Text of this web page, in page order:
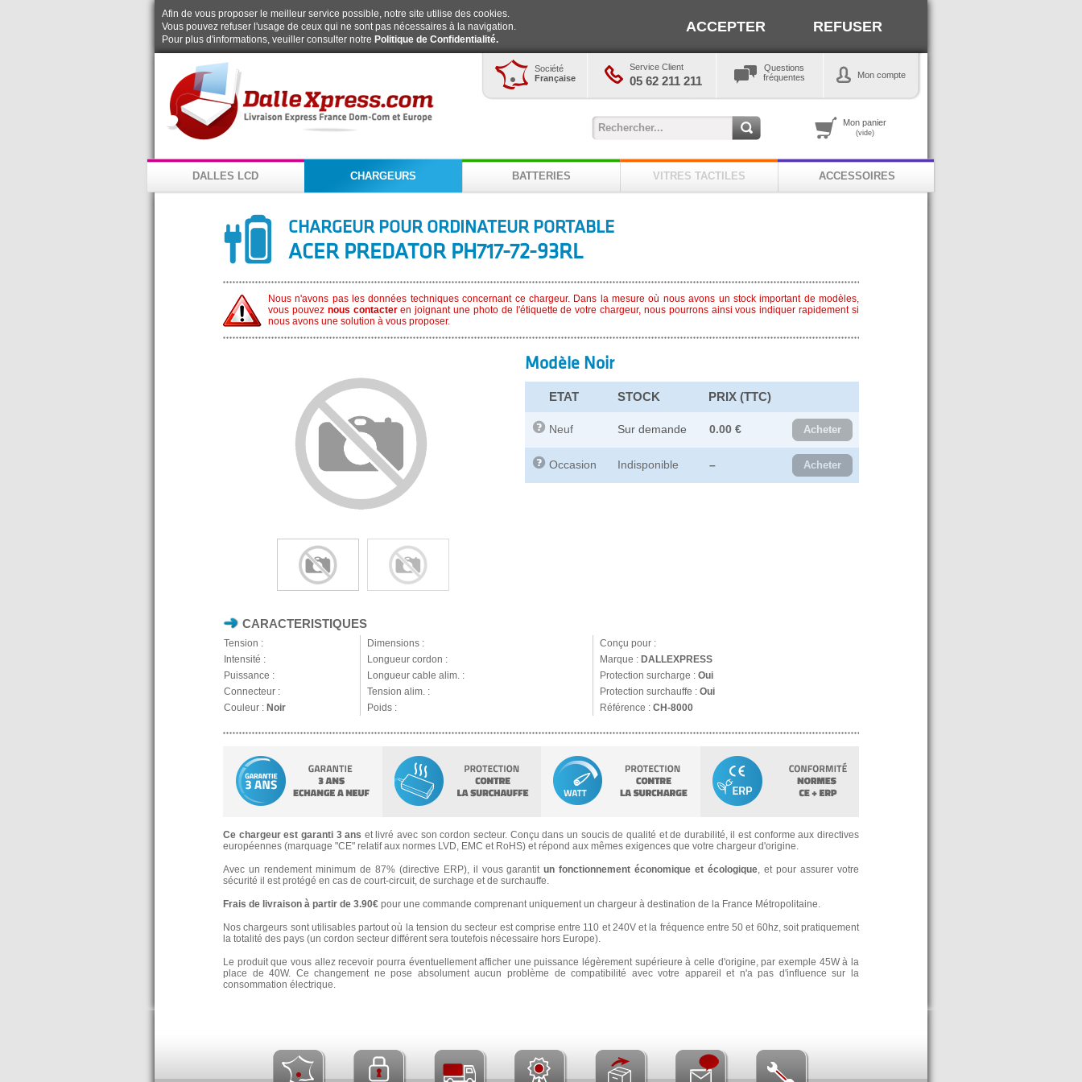
Afin de vous proposer le meilleur service possible, notre site utilise des cookies.
Vous pouvez refuser l'usage de ceux qui ne sont pas nécessaires à la navigation.
Pour plus d'informations, veuiller consulter notre Politique de Confidentialité.
ACCEPTER REFUSER
Société
Française
Service Client
05 62 211 211
Questions
fréquentes
Mon compte
Mon panier
(vide)
DALLES LCD CHARGEURS BATTERIES VITRES TACTILES ACCESSOIRES
CHARGEUR POUR ORDINATEUR PORTABLE
ACER PREDATOR PH717-72-93RL
Nous n'avons pas les données techniques concernant ce chargeur. Dans la mesure où nous avons un stock important de modèles,
vous pouvez nous contacteren joignant une photo de l'étiquette de votre chargeur, nous pourrons ainsi vous indiquer rapidement si
nous avons une solution à vous proposer.
Modèle Noir
ETAT STOCK PRIX (TTC)
Neuf Sur demande 0.00 € Acheter
Occasion Indisponible – Acheter
CARACTERISTIQUES
Tension : Dimensions :
Conçu pour :
Intensité :
Longueur cordon : Marque : DALLEXPRESS
Puissance :
Longueur cable alim. : Protection surcharge : Oui
Connecteur :
Tension alim. : Protection surchauffe : Oui
Couleur : Noir Poids : Référence : CH-8000
Ce chargeur est garanti 3 ans et livré avec son cordon secteur. Conçu dans un soucis de qualité et de durabilité, il est conforme aux directives
européennes (marquage "CE" relatif aux normes LVD, EMC et RoHS) et répond aux mêmes exigences que votre chargeur d'origine.
Avec un rendement minimum de 87% (directive ERP), il vous garantitun fonctionnement économique et écologique, et pour assurer votre
sécurité il est protégé en cas de court-circuit, de surchage et de surchauffe.
Frais de livraison à partir de 3.90€ pour une commande comprenant uniquement un chargeur à destination de la France Métropolitaine.
Nos chargeurs sont utilisables partout où la tension du secteur est comprise entre 110 et 240V et la fréquence entre 50 et 60hz, soit pratiquement
la totalité des pays (un cordon secteur différent sera toutefois nécessaire hors Europe).
Le produit que vous allez recevoir pourra éventuellement afficher une puissance légèrement supérieure à celle d'origine, par exemple 45W à la
place de 40W. Ce changement ne pose absolument aucun problème de compatibilité avec votre appareil et n'a pas d'influence sur la
consommation électrique.